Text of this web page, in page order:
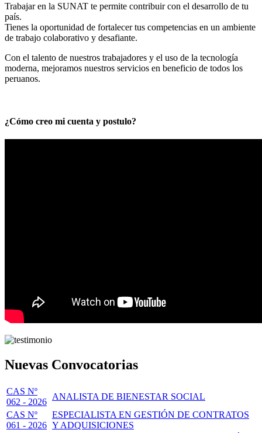
Trabajar en la SUNAT te permite contribuir con el desarrollo de tu
país.
Tienes la oportunidad de fortalecer tus competencias en un ambiente
de trabajo colaborativo y desafiante.
Con el talento de nuestros trabajadores y el uso de la tecnología
moderna, mejoramos nuestros servicios en beneficio de todos los
peruanos.
¿Cómo creo mi cuenta y postulo?
Nuevas Convocatorias
CAS Nº
062 - 2026
ANALISTA DE BIENESTAR SOCIAL
CAS Nº
061 - 2026
ESPECIALISTA EN GESTIÓN DE CONTRATOS
Y ADQUISICIONES